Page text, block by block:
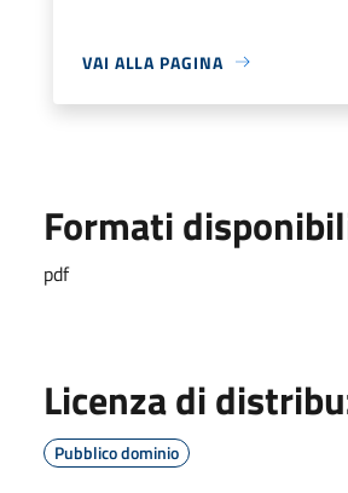
VAI ALLA PAGINA
Formati
pdf
Licenza di
Pubblico dominio